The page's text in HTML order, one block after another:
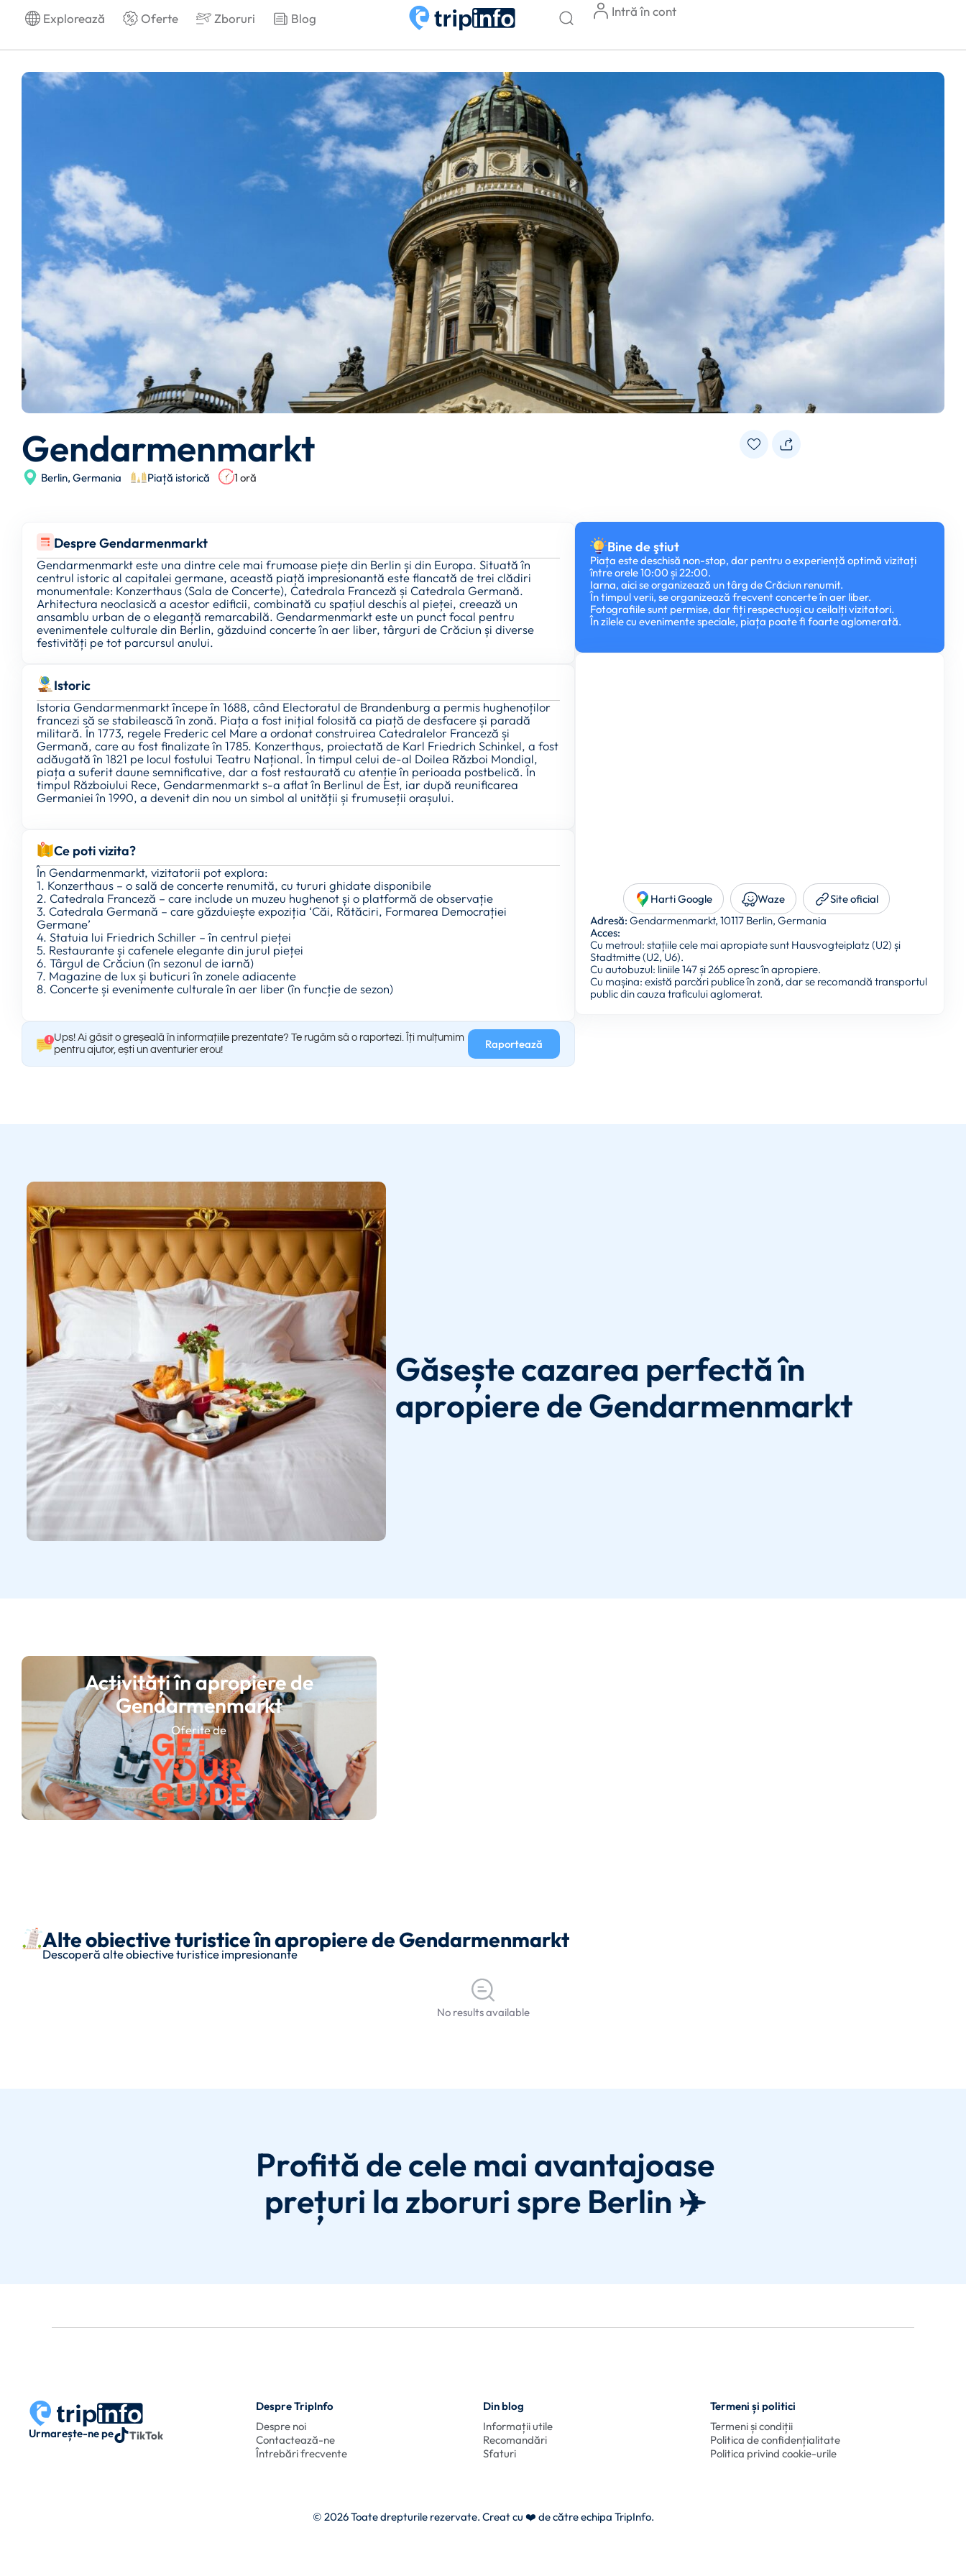
Explorează Oferte Zboruri Blog Intră în cont
Gendarmenmarkt
Berlin, Germania Piață istorică 1 oră
Despre Gendarmenmarkt
Gendarmenmarkt este una dintre cele mai frumoase piețe din Berlin și din Europa. Situată în
centrul istoric al capitalei germane, această piață impresionantă este flancată de trei clădiri
monumentale: Konzerthaus (Sala de Concerte), Catedrala Franceză și Catedrala Germană.
Arhitectura neoclasică a acestor edificii, combinată cu spațiul deschis al pieței, creează un
ansamblu urban de o eleganță remarcabilă. Gendarmenmarkt este un punct focal pentru
evenimentele culturale din Berlin, găzduind concerte în aer liber, târguri de Crăciun și diverse
festivități pe tot parcursul anului.
Istoric
Istoria Gendarmenmarkt începe în 1688, când Electoratul de Brandenburg a permis hughenoților
francezi să se stabilească în zonă. Piața a fost inițial folosită ca piață de desfacere și paradă
militară. În 1773, regele Frederic cel Mare a ordonat construirea Catedralelor Franceză și
Germană, care au fost finalizate în 1785. Konzerthaus, proiectată de Karl Friedrich Schinkel, a fost
adăugată în 1821 pe locul fostului Teatru Național. În timpul celui de-al Doilea Război Mondial,
piața a suferit daune semnificative, dar a fost restaurată cu atenție în perioada postbelică. În
timpul Războiului Rece, Gendarmenmarkt s-a aflat în Berlinul de Est, iar după reunificarea
Germaniei în 1990, a devenit din nou un simbol al unității și frumuseții orașului.
Ce poti vizita?
În Gendarmenmarkt, vizitatorii pot explora:
1. Konzerthaus – o sală de concerte renumită, cu tururi ghidate disponibile
2. Catedrala Franceză – care include un muzeu hughenot și o platformă de observație
3. Catedrala Germană – care găzduiește expoziția ‘Căi, Rătăciri, Formarea Democrației
Germane’
4. Statuia lui Friedrich Schiller – în centrul pieței
5. Restaurante și cafenele elegante din jurul pieței
6. Târgul de Crăciun (în sezonul de iarnă)
7. Magazine de lux și buticuri în zonele adiacente
8. Concerte și evenimente culturale în aer liber (în funcție de sezon)
Ups! Ai găsit o greșeală în informațiile prezentate? Te rugăm să o raportezi. Îți mulțumim
pentru ajutor, ești un aventurier erou!
Raportează
Bine de ştiut
Piața este deschisă non-stop, dar pentru o experiență optimă vizitați
între orele 10:00 și 22:00.
Iarna, aici se organizează un târg de Crăciun renumit.
În timpul verii, se organizează frecvent concerte în aer liber.
Fotografiile sunt permise, dar fiți respectuoși cu ceilalți vizitatori.
În zilele cu evenimente speciale, piața poate fi foarte aglomerată.
Harti Google Waze
Site oficial
Adresă: Gendarmenmarkt, 10117 Berlin, Germania
Acces:
Cu metroul: stațiile cele mai apropiate sunt Hausvogteiplatz (U2) și
Stadtmitte (U2, U6).
Cu autobuzul: liniile 147 și 265 opresc în apropiere.
Cu mașina: există parcări publice în zonă, dar se recomandă transportul
public din cauza traficului aglomerat.
Găsește cazarea perfectă în
apropiere de Gendarmenmarkt
Activități în apropiere de
Gendarmenmarkt
Oferite de
Alte obiective turistice în apropiere de Gendarmenmarkt
Descoperă alte obiective turistice impresionante
No results available
Profită de cele mai avantajoase
prețuri la zboruri spre Berlin ✈️
Urmarește-ne pe TikTok
Despre TripInfo
Despre noi
Contactează-ne
Întrebări frecvente
Din blog
Informații utile
Recomandări
Sfaturi
Termeni și politici
Termeni și condiții
Politica de confidențialitate
Politica privind cookie-urile
© 2026 Toate drepturile rezervate. Creat cu ❤️ de către echipa TripInfo.